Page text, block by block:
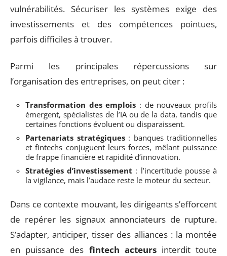
vulnérabilités. Sécuriser les systèmes exige des
investissements et des compétences pointues,
parfois difficiles à trouver.
Parmi les principales répercussions sur
l’organisation des entreprises, on peut citer :
Transformation des emplois : de nouveaux profils
émergent, spécialistes de l’IA ou de la data, tandis que
certaines fonctions évoluent ou disparaissent.
Partenariats stratégiques: banques traditionnelles
et fintechs conjuguent leurs forces, mêlant puissance
de frappe financière et rapidité d’innovation.
Stratégies d’investissement : l’incertitude pousse à
la vigilance, mais l’audace reste le moteur du secteur.
Dans ce contexte mouvant, les dirigeants s’efforcent
de repérer les signaux annonciateurs de rupture.
S’adapter, anticiper, tisser des alliances : la montée
en puissance des fintech acteursinterdit toute